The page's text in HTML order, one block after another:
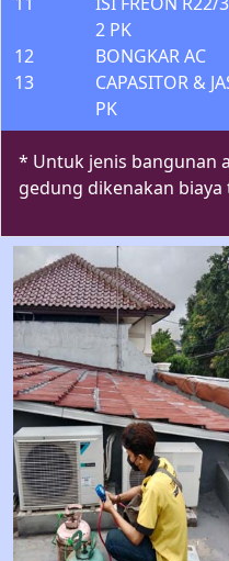
2 PK
12 BONGKAR AC
13
CAPASITOR &
PK
* Untuk jenis bangunan
gedung dikenakan biaya